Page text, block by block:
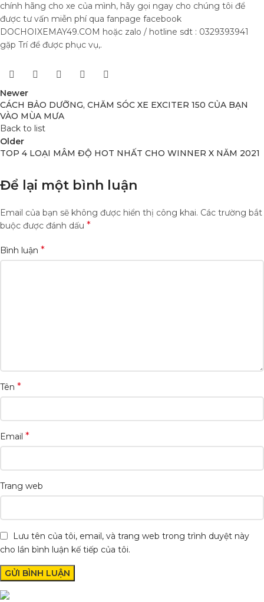
chính hãng cho xe của mình, hãy gọi ngay cho chúng tôi để
được tư vấn miễn phí qua fanpage facebook
DOCHOIXEMAY49.COM hoặc zalo / hotline sdt : 0329393941
gặp Trí để được phục vụ,.
Newer
CÁCH BẢO DƯỠNG, CHĂM SÓC XE EXCITER 150 CỦA BẠN
VÀO MÙA MƯA
Back to list
Older
TOP 4 LOẠI MÂM ĐỘ HOT NHẤT CHO WINNER X NĂM 2021
Để lại một bình luận
Email của bạn sẽ không được hiển thị công khai. Các trường bắt
buộc được đánh dấu *
Bình luận *
Tên *
Email *
Trang web
Lưu tên của tôi, email, và trang web trong trình duyệt này
cho lần bình luận kế tiếp của tôi.